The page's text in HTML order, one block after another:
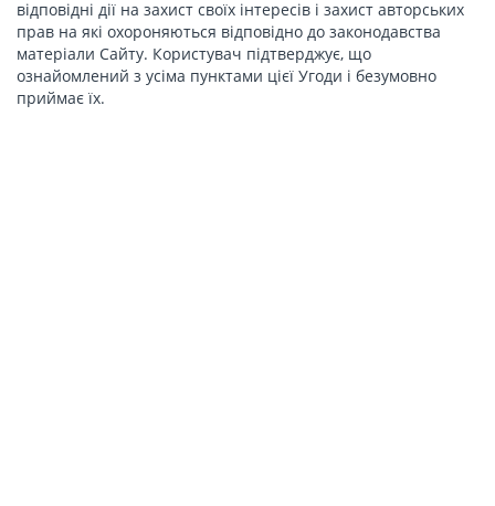
відповідні дії на захист своїх інтересів і захист авторських
прав на які охороняються відповідно до законодавства
матеріали Сайту. Користувач підтверджує, що
ознайомлений з усіма пунктами цієї Угоди і безумовно
приймає їх.